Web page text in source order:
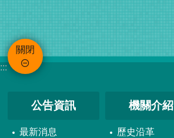
關閉
:::
公告資訊
最新消息
機關介紹
歷史沿革